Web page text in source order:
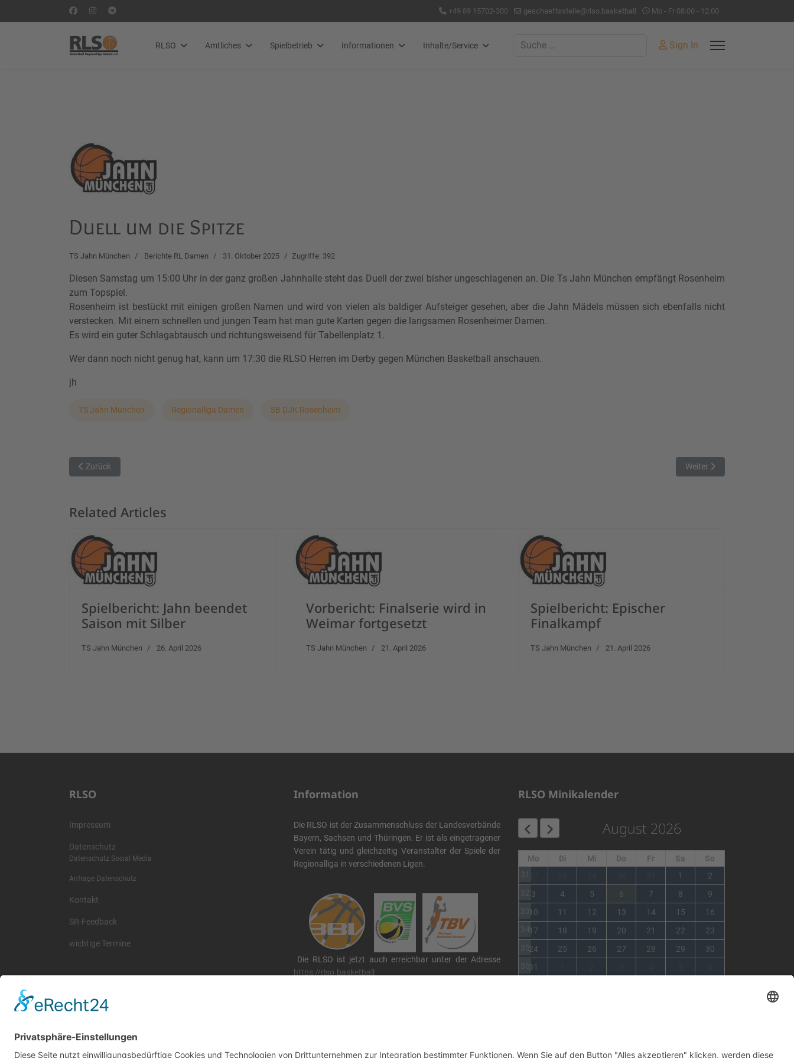
+49 89 15702-300 geschaeftsstelle@rlso.basketball Mo - Fr 08:00 - 12:00
RLSO Amtliches Spielbetrieb Informationen Inhalte/Service Suchen Sign In
Duell um die Spitze
TS Jahn München Berichte RL Damen 31. Oktober 2025 Zugriffe: 392
Diesen Samstag um 15:00 Uhr in der ganz großen Jahnhalle steht das Duell der zwei bisher ungeschlagenen an. Die Ts Jahn München empfängt Rosenheim
zum Topspiel.
Rosenheim ist bestückt mit einigen großen Namen und wird von vielen als baldiger Aufsteiger gesehen, aber die Jahn Mädels müssen sich ebenfalls nicht
verstecken. Mit einem schnellen und jungen Team hat man gute Karten gegen die langsamen Rosenheimer Damen.
Es wird ein guter Schlagabtausch und richtungsweisend für Tabellenplatz 1.
Wer dann noch nicht genug hat, kann um 17:30 die RLSO Herren im Derby gegen München Basketball anschauen.
jh
TS Jahn München Regionalliga Damen SB DJK Rosenheim
Vorheriger Beitrag: MTV München empfängt TVA in der MTV-Halle
Zurück Nächster Beitrag: Derby im
Weiter
Related Articles
Spielbericht: Jahn beendet
Saison mit Silber
TS Jahn München 26. April 2026
Vorbericht: Finalserie wird in
Weimar fortgesetzt
TS Jahn München 21. April 2026
Spielbericht: Epischer
Finalkampf
TS Jahn München 21. April 2026
RLSO
Impressum
Datenschutz
Datenschutz Social Media
Anfrage Datenschutz
Kontakt
SR-Feedback
wichtige Termine
Information
Die RLSO ist der Zusammenschluss der Landesverbände
Bayern, Sachsen und Thüringen. Er ist als eingetragener
Verein tätig und gleichzeitig Veranstalter der Spiele der
Regionalliga in verschiedenen Ligen.
Die RLSO ist jetzt auch erreichbar unter der Adresse
https://rlso.basketball
RLSO Minikalender
August 2026
Mo Di Mi Do Fr Sa
So
31
1
2
32 3 4 5 6 7 8
9
3310 11 12 13 14 15
16
3417 18 19 20 21 22
23
3524 25 26 27 28 29
30
3631